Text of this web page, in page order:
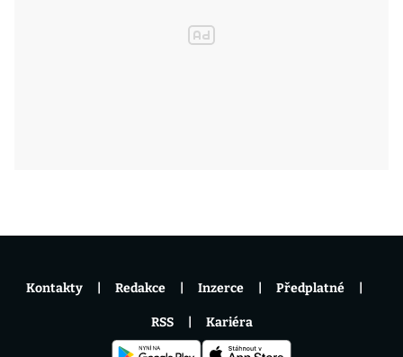
Kontakty Redakce Inzerce Předplatné
RSS Kariéra